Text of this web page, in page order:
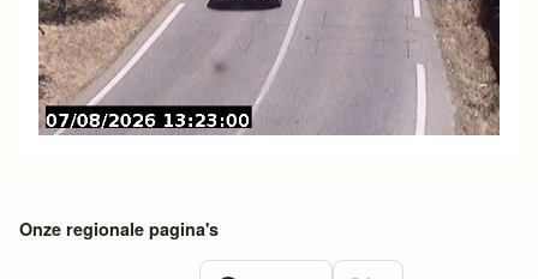
Onze regionale pagina's